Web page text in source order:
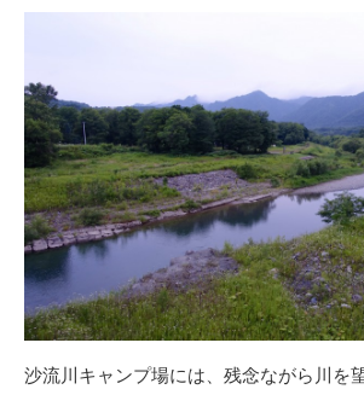
沙流川キャンプ場には、残念ながら川を